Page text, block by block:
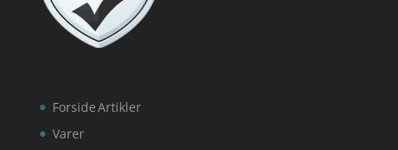
Forside
Varer
Artikler